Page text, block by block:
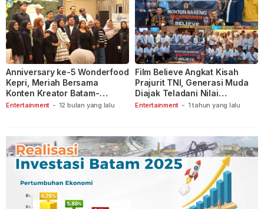
Entertainment - 12 bulan yang lalu
Anniversary ke-5 Wonderfood
Kepri, Meriah Bersama
Konten Kreator Batam-
Tanjungpinang
Entertainment - 1 tahun yang lalu
Film Believe Angkat Kisah
Prajurit TNI, Generasi Muda
Diajak Teladani Nilai
Keberanian